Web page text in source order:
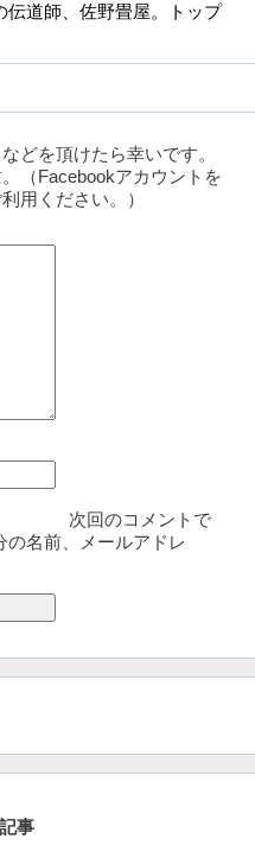
伝道師、佐野畳屋。トップ
どを頂けたら幸いです。
（Facebookアカウントを
用ください。）
次回のコメントで
名前、メールアドレ
事